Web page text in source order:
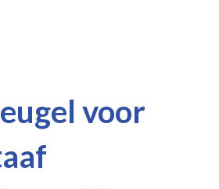
voor